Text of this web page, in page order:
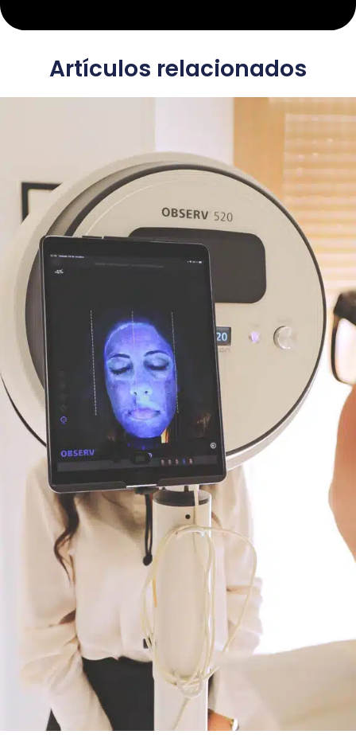
Artículos relacionados